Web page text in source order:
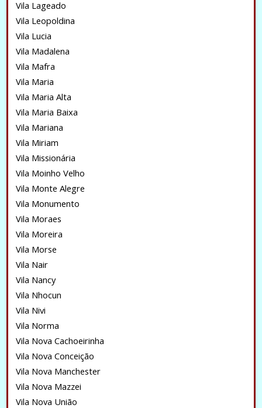
Vila Lageado
Vila Leopoldina
Vila Lucia
Vila Madalena
Vila Mafra
Vila Maria
Vila Maria Alta
Vila Maria Baixa
Vila Mariana
Vila Miriam
Vila Missionária
Vila Moinho Velho
Vila Monte Alegre
Vila Monumento
Vila Moraes
Vila Moreira
Vila Morse
Vila Nair
Vila Nancy
Vila Nhocun
Vila Nivi
Vila Norma
Vila Nova Cachoeirinha
Vila Nova Conceição
Vila Nova Manchester
Vila Nova Mazzei
Vila Nova União